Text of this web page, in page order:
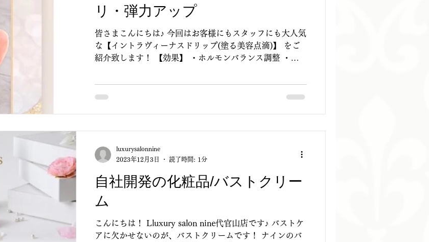
リ・弾力アップ
皆さまこんにちは♪ 今回はお客様にもスタッフにも大人気
な【イントラヴィーナスドリップ(塗る美容点滴)】 をご
紹介致します！ 【効果】 ・ホルモンバランス調整 ・血
自社開発の化粧品/バストクリー
ム
こんにちは！ Lluxury salon nine代官山店です♪ バストケ
アに欠かせないのが、バストクリームです！ ナインのバ
luxurysalonnine
2023年12月3日
読了時間: 1分